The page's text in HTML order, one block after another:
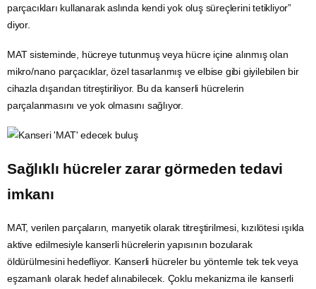
parçacıkları kullanarak aslında kendi yok oluş süreçlerini tetikliyor”
diyor.
MAT sisteminde, hücreye tutunmuş veya hücre içine alınmış olan
mikro/nano parçacıklar, özel tasarlanmış ve elbise gibi giyilebilen bir
cihazla dışarıdan titreştiriliyor. Bu da kanserli hücrelerin
parçalanmasını ve yok olmasını sağlıyor.
Sağlıklı hücreler zarar görmeden tedavi
imkanı
MAT, verilen parçaların, manyetik olarak titreştirilmesi, kızılötesi ışıkla
aktive edilmesiyle kanserli hücrelerin yapısının bozularak
öldürülmesini hedefliyor. Kanserli hücreler bu yöntemle tek tek veya
eşzamanlı olarak hedef alınabilecek. Çoklu mekanizma ile kanserli